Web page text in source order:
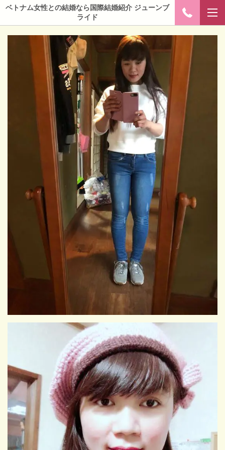
ベトナム女性との結婚なら国際結婚紹介 ジューンブ
ライド